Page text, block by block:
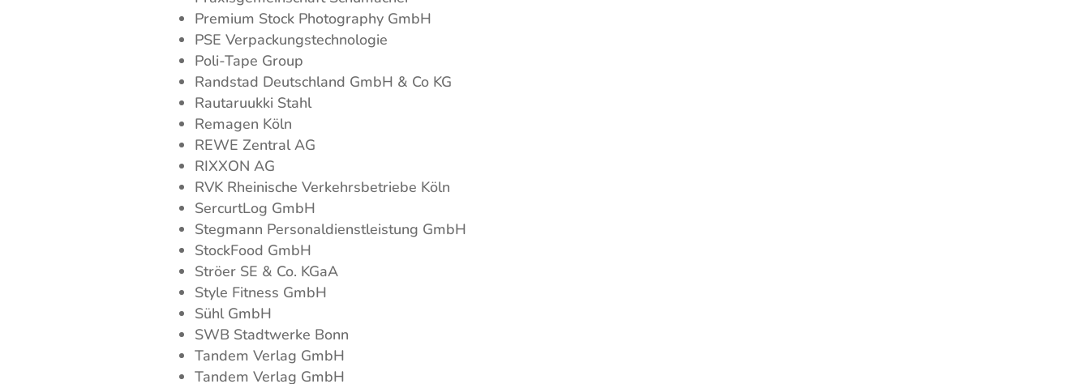
Premium Stock Photography GmbH
PSE Verpackungstechnologie
Poli-Tape Group
Randstad Deutschland GmbH & Co KG
Rautaruukki Stahl
Remagen Köln
REWE Zentral AG
RIXXON AG
RVK Rheinische Verkehrsbetriebe Köln
SercurtLog GmbH
Stegmann Personaldienstleistung GmbH
StockFood GmbH
Ströer SE & Co. KGaA
Style Fitness GmbH
Sühl GmbH
SWB Stadtwerke Bonn
Tandem Verlag GmbH
Tandem Verlag GmbH